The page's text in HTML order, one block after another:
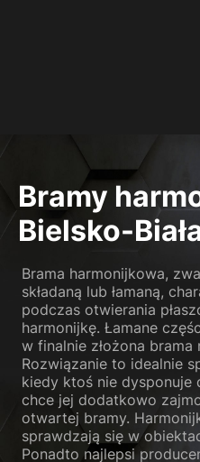
Bramy
Bielsko-
Brama harmonijkowa,
składaną lub łamaną,
podczas otwierania
harmonijkę. Łamane
w finalnie złożona
Rozwiązanie to idealnie
kiedy ktoś nie dysponuje
chce jej dodatkowo
otwartej bramy.
sprawdzają się w
Ponadto najlepsi